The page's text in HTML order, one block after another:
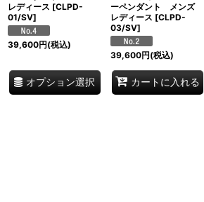
レディース [CLPD-
01/SV]
39,600円(税込)
オプション選択
ーペンダント メンズ
レディース [CLPD-
03/SV]
39,600円(税込)
カートに入れる